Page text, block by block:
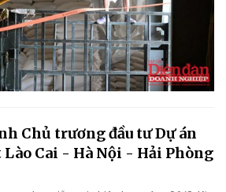
Chủ trương đầu tư Dự án
Cai - Hà Nội - Hải Phòng